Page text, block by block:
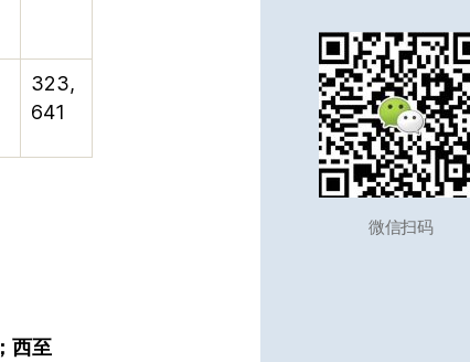
323,
641
； 西至
微信扫码